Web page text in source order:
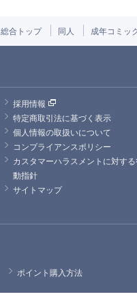
総合トップ 同人 成年コミッ
採用情報
特定商取引法に基づく表示
個人情報の取扱いについて
コンプライアンスポリシー
カスタマーハラスメントに対す
動指針
サイトマップ
ポイント購入方法